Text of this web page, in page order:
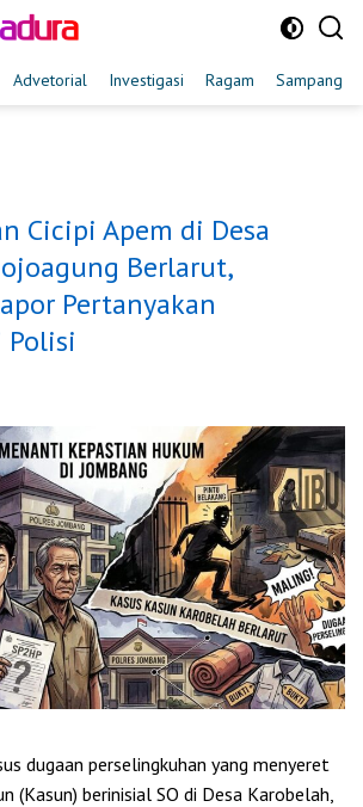
Advetorial Investigasi Ragam Sampang
Cicipi Apem di Desa
Berlarut,
Pertanyakan
Polisi
dugaan perselingkuhan yang menyeret
(Kasun) berinisial SO di Desa Karobelah,